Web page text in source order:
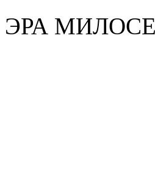
ЭРА